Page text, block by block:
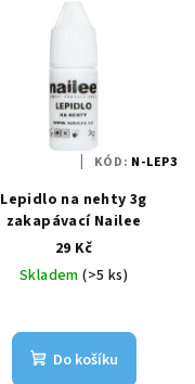
Lepidlo na nehty 3g
zakapávací Nailee
29 Kč
Skladem(>5 ks)
Do košíku
KÓD: N-LEP3